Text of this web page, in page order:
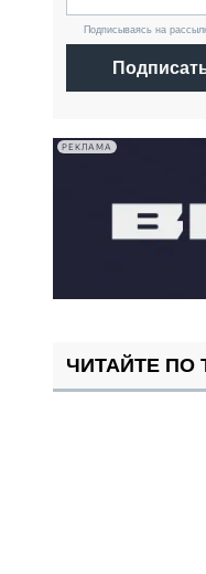
Подписываясь на
РЕКЛАМА
ЧИТАЙТЕ ПО